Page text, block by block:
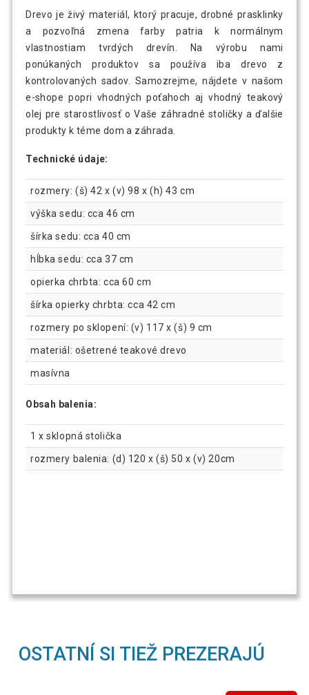
Drevo je živý materiál, ktorý pracuje, drobné prasklinky
a pozvoľná zmena farby patria k normálnym
vlastnostiam tvrdých drevín. Na výrobu nami
ponúkaných produktov sa používa iba drevo z
kontrolovaných sadov. Samozrejme, nájdete v našom
e-shope popri vhodných poťahoch aj vhodný teakový
olej pre starostlivosť o Vaše záhradné stoličky a ďalšie
produkty k téme dom a záhrada.
Technické údaje:
rozmery: (š) 42 x (v) 98 x (h) 43 cm
výška sedu: cca 46 cm
šírka sedu: cca 40 cm
hĺbka sedu: cca 37 cm
opierka chrbta: cca 60 cm
šírka opierky chrbta: cca 42 cm
rozmery po sklopení: (v) 117 x (š) 9 cm
materiál: ošetrené teakové drevo
masívna
Obsah balenia:
1 x sklopná stolička
rozmery balenia: (d) 120 x (š) 50 x (v) 20cm
OSTATNÍ SI TIEŽ PREZERAJÚ